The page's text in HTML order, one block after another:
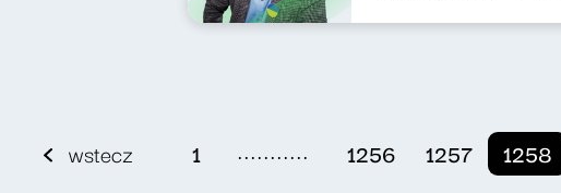
wstecz 1 ........... 1256 1257 1258